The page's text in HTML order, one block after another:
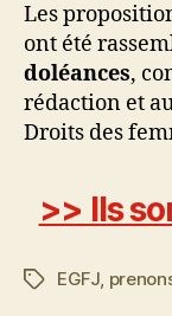
Les
ont été
doléances,
rédaction et
Droits des
>> Ils
Étiquettes
EGFJ,